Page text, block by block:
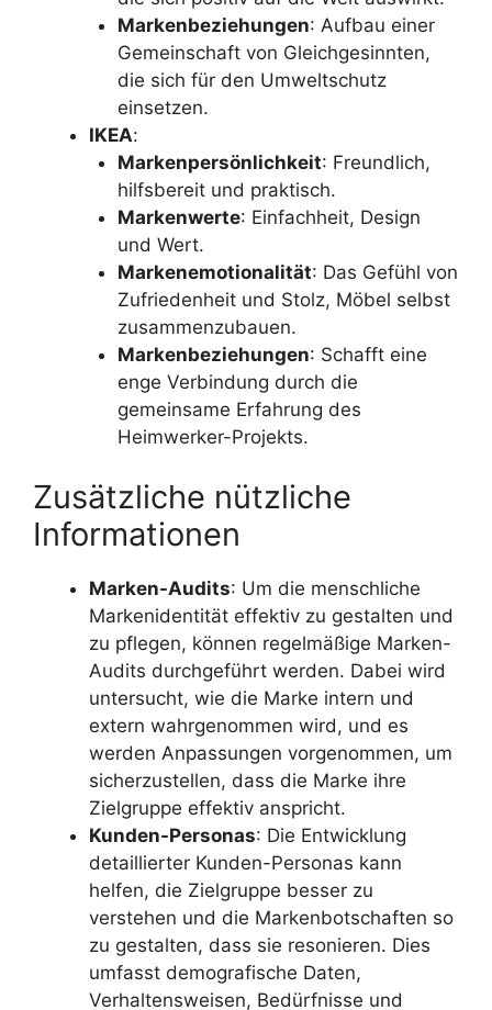
Markenbeziehungen: Aufbau einer
Gemeinschaft von Gleichgesinnten,
die sich für den Umweltschutz
einsetzen.
IKEA:
Markenpersönlichkeit: Freundlich,
hilfsbereit und praktisch.
Markenwerte: Einfachheit, Design
und Wert.
Markenemotionalität: Das Gefühl von
Zufriedenheit und Stolz, Möbel selbst
zusammenzubauen.
Markenbeziehungen: Schafft eine
enge Verbindung durch die
gemeinsame Erfahrung des
Heimwerker-Projekts.
Zusätzliche nützliche
Informationen
Marken-Audits: Um die menschliche
Markenidentität effektiv zu gestalten und
zu pflegen, können regelmäßige Marken-
Audits durchgeführt werden. Dabei wird
untersucht, wie die Marke intern und
extern wahrgenommen wird, und es
werden Anpassungen vorgenommen, um
sicherzustellen, dass die Marke ihre
Zielgruppe effektiv anspricht.
Kunden-Personas: Die Entwicklung
detaillierter Kunden-Personas kann
helfen, die Zielgruppe besser zu
verstehen und die Markenbotschaften so
zu gestalten, dass sie resonieren. Dies
umfasst demografische Daten,
Verhaltensweisen, Bedürfnisse und